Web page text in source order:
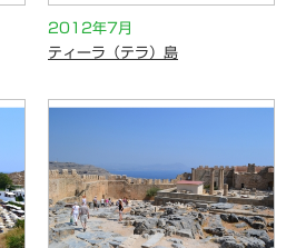
2012年7月
ティーラ（テラ）島